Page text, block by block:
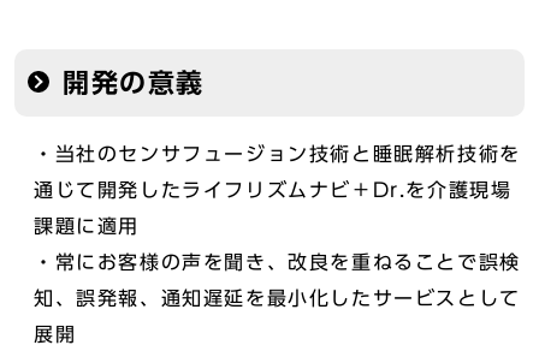
開発の意義
・当社のセンサフュージョン技術と睡眠解析技術を
通じて開発したライフリズムナビ＋Dr.を介護現場
課題に適用
・常にお客様の声を聞き、改良を重ねることで誤検
知、誤発報、通知遅延を最小化したサービスとして
展開